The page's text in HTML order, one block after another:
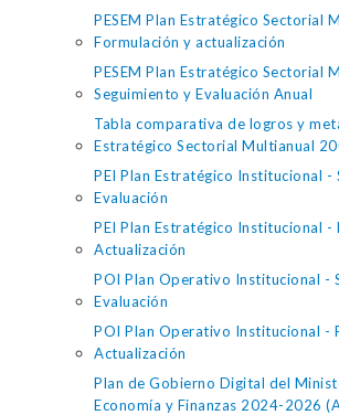
PESEM Plan Estratégico Sectorial
Formulación y actualización
PESEM Plan Estratégico Sectorial
Seguimiento y Evaluación Anual
Tabla comparativa de logros y
Estratégico Sectorial Multianual
PEI Plan Estratégico Institucional -
Evaluación
PEI Plan Estratégico Institucional -
Actualización
POI Plan Operativo Institucional -
Evaluación
POI Plan Operativo Institucional -
Actualización
Plan de Gobierno Digital del
Economía y Finanzas 2024-2026